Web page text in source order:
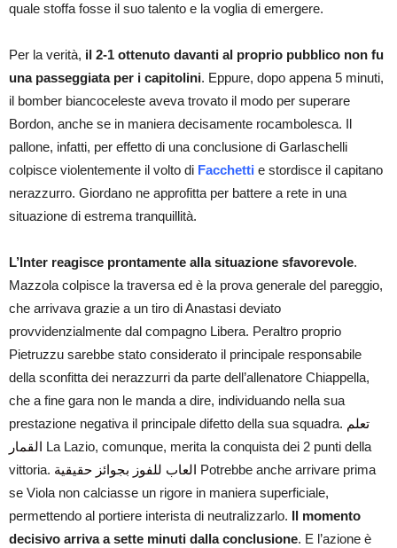
quale stoffa fosse il suo talento e la voglia di emergere.
Per la verità, il 2-1 ottenuto davanti al proprio pubblico non fu
una passeggiata per i capitolini. Eppure, dopo appena 5 minuti,
il bomber biancoceleste aveva trovato il modo per superare
Bordon, anche se in maniera decisamente rocambolesca. Il
pallone, infatti, per effetto di una conclusione di Garlaschelli
colpisce violentemente il volto di Facchetti e stordisce il capitano
nerazzurro. Giordano ne approfitta per battere a rete in una
situazione di estrema tranquillità.
L’Inter reagisce prontamente alla situazione sfavorevole.
Mazzola colpisce la traversa ed è la prova generale del pareggio,
che arrivava grazie a un tiro di Anastasi deviato
provvidenzialmente dal compagno Libera. Peraltro proprio
Pietruzzu sarebbe stato considerato il principale responsabile
della sconfitta dei nerazzurri da parte dell’allenatore Chiappella,
che a fine gara non le manda a dire, individuando nella sua
prestazione negativa il principale difetto della sua squadra. تعلم
القمار La Lazio, comunque, merita la conquista dei 2 punti della
vittoria. العاب للفوز بجوائز حقيقية Potrebbe anche arrivare prima
se Viola non calciasse un rigore in maniera superficiale,
permettendo al portiere interista di neutralizzarlo. Il momento
decisivo arriva a sette minuti dalla conclusione. E l’azione è